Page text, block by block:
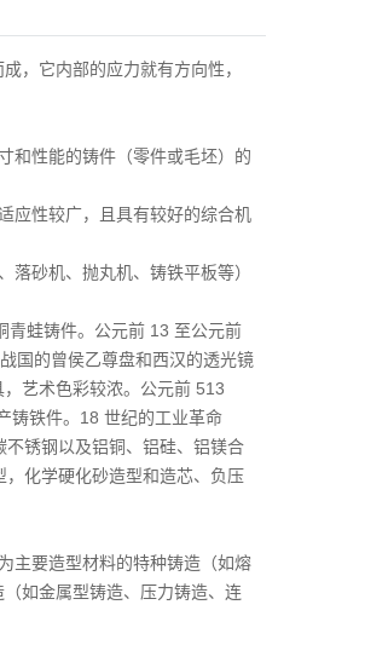
，它内部的应力就有方向性，
和性能的铸件（零件或毛坯）的
应性较广，且具有较好的综合机
砂机、抛丸机、铸铁平板等）
青蛙铸件。公元前 13 至公元前
国的曾侯乙尊盘和西汉的透光镜
艺术色彩较浓。公元前 513
铸铁件。18 世纪的工业革命
锈钢以及铝铜、铝硅、铝镁合
化学硬化砂造型和造芯、负压
主要造型材料的特种铸造（如熔
如金属型铸造、压力铸造、连